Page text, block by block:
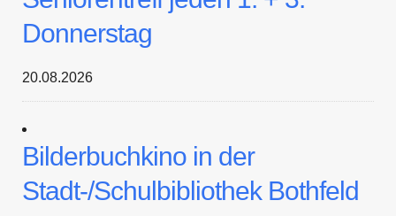
Donnerstag
20.08.2026
Bilderbuchkino in der
Stadt-/Schulbibliothek Bothfeld